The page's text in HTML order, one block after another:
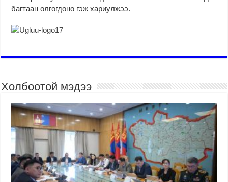
багтаан олгогдоно гэж хариулжээ.
Холбоотой мэдээ